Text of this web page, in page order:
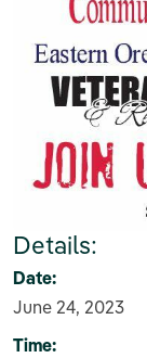
Details:
Date:
June 24, 2023
Time: